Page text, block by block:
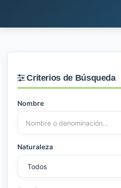
Criterios de Búsqueda
Nombre
Naturaleza